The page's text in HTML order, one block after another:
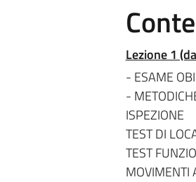
Lezione 1
- ESAME
-
ISPEZIONE
TEST DI
TEST
MOVIMENTI